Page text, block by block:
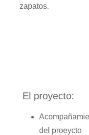
zapatos.
El proyecto:
del proeycto